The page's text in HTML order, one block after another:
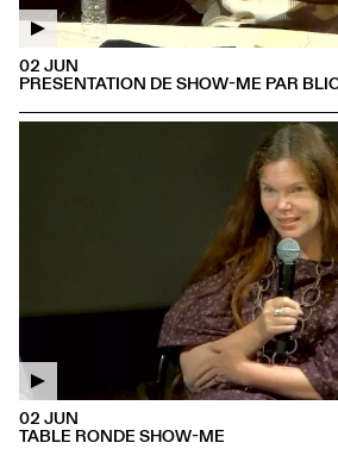
PRESENTATION DE SHOW-ME PAR
02 JUN
TABLE RONDE SHOW-ME
02 JUN